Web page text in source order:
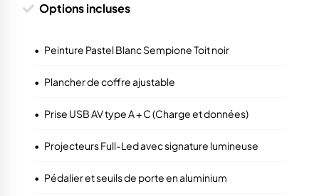
Options incluses
• Peinture Pastel Blanc Sempione Toit noir
• Plancher de coffre ajustable
• Prise USB AV type A + C (Charge et données)
• Projecteurs Full-Led avec signature lumineuse
• Pédalier et seuils de porte en aluminium